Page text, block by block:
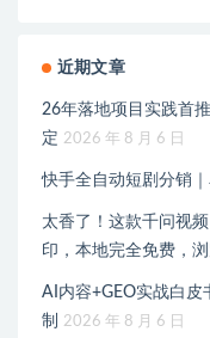
近期文章
26年落地项目实践首
定 2026 年 8 月 6 日
快手全自动短剧分销
太香了！这款千问视
印，本地完全免费，
AI内容+GEO实战白皮
制
2026 年 8 月 6 日